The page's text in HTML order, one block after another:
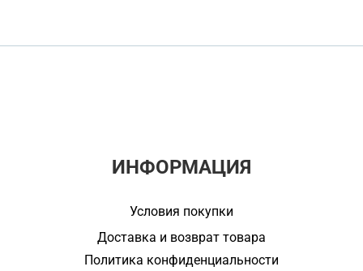
ИНФОРМАЦИЯ
Условия покупки
Доставка и возврат товара
Политика конфиденциальности